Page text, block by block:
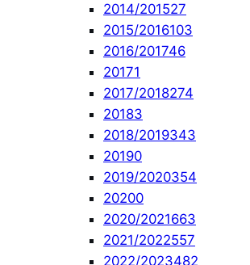
2014/201527
2015/2016103
2016/201746
20171
2017/2018274
20183
2018/2019343
20190
2019/2020354
20200
2020/2021663
2021/2022557
2022/2023482